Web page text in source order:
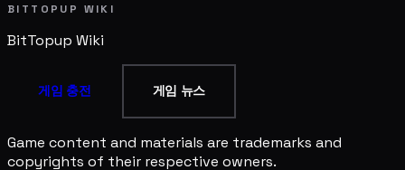
BITTOPUP WIKI
BitTopup Wiki
게임 충전 게임 뉴스
Game content and materials are trademarks and
copyrights of their respective owners.